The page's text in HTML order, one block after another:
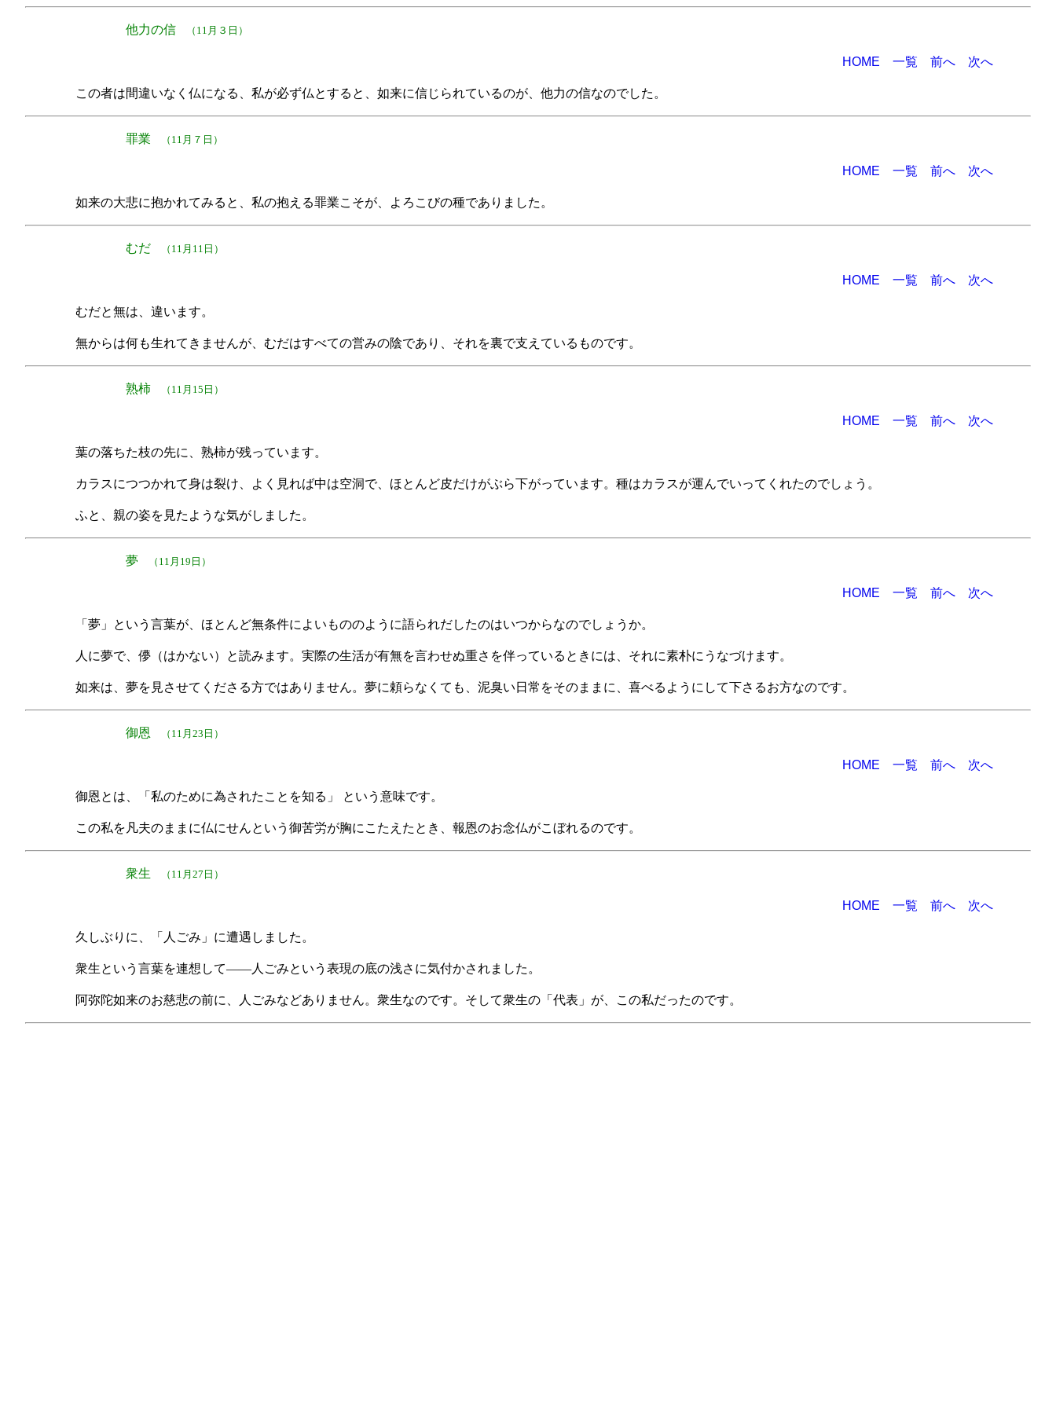
他力の信 （11月３日）
HOME 一覧 前へ 次へ
この者は間違いなく仏になる、私が必ず仏とすると、如来に信じられているのが、他力の信なのでした。
罪業 （11月７日）
HOME 一覧 前へ 次へ
如来の大悲に抱かれてみると、私の抱える罪業こそが、よろこびの種でありました。
むだ （11月11日）
HOME 一覧 前へ 次へ
むだと無は、違います。
無からは何も生れてきませんが、むだはすべての営みの陰であり、それを裏で支えているものです。
熟柿 （11月15日）
HOME 一覧 前へ 次へ
葉の落ちた枝の先に、熟柿が残っています。
カラスにつつかれて身は裂け、よく見れば中は空洞で、ほとんど皮だけがぶら下がっています。種はカラスが運んでいってくれたのでしょう。
ふと、親の姿を見たような気がしました。
夢 （11月19日）
HOME 一覧 前へ 次へ
「夢」という言葉が、ほとんど無条件によいもののように語られだしたのはいつからなのでしょうか。
人に夢で、儚（はかない）と読みます。実際の生活が有無を言わせぬ重さを伴っているときには、それに素朴にうなづけます。
如来は、夢を見させてくださる方ではありません。夢に頼らなくても、泥臭い日常をそのままに、喜べるようにして下さるお方なのです。
御恩 （11月23日）
HOME 一覧 前へ 次へ
御恩とは、「私のために為されたことを知る」 という意味です。
この私を凡夫のままに仏にせんという御苦労が胸にこたえたとき、報恩のお念仏がこぼれるのです。
衆生 （11月27日）
HOME 一覧 前へ 次へ
久しぶりに、「人ごみ」に遭遇しました。
衆生という言葉を連想して――人ごみという表現の底の浅さに気付かされました。
阿弥陀如来のお慈悲の前に、人ごみなどありません。衆生なのです。そして衆生の「代表」が、この私だったのです。